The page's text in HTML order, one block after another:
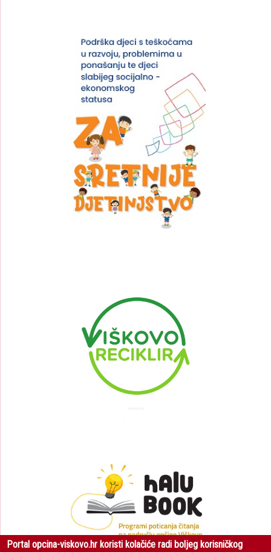
Portal opcina-viskovo.hr koristi kolačiće radi boljeg korisničkog